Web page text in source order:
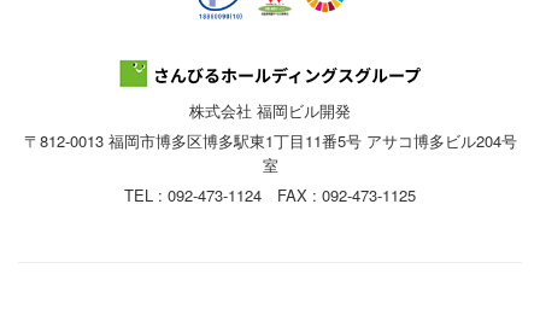
株式会社 福岡ビル開発
〒812-0013 福岡市博多区博多駅東1丁目11番5号 アサコ博多ビル204号
室
TEL : 092-473-1124 FAX : 092-473-1125